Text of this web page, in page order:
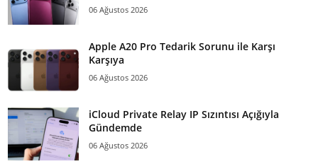
06 Ağustos 2026
Apple A20 Pro Tedarik Sorunu ile Karşı
Karşıya
06 Ağustos 2026
iCloud Private Relay IP Sızıntısı Açığıyla
Gündemde
06 Ağustos 2026